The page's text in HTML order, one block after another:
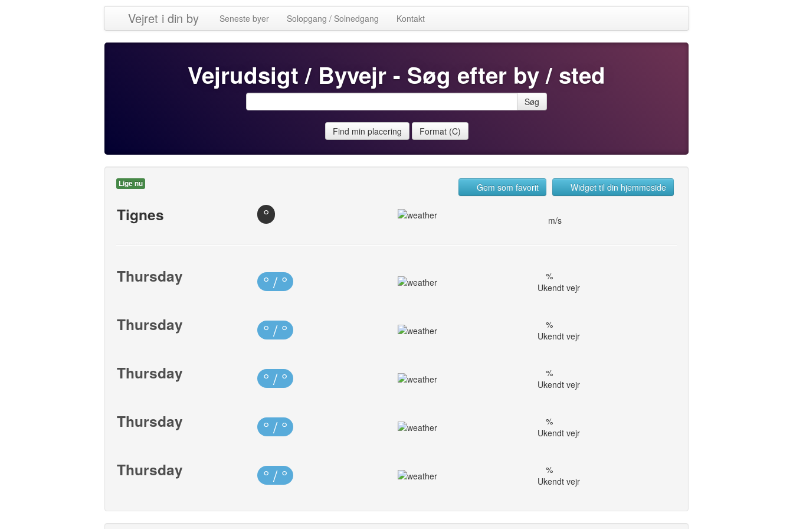
Vejret i din by Seneste byer Solopgang / Solnedgang Kontakt
Vejrudsigt / Byvejr - Søg efter by / sted
Søg
Find min placering Format (C)
Lige nu Widget til din hjemmeside
Gem som favorit
Tignes ° m/s
Thursday ° / °
%
Ukendt vejr
Thursday ° / °
%
Ukendt vejr
Thursday ° / °
%
Ukendt vejr
Thursday ° / °
%
Ukendt vejr
Thursday ° / °
%
Ukendt vejr